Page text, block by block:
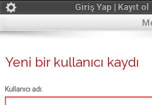
Giriş Yap | Kayıt ol
Yeni bir kullanıcı kaydı
Kullanıcı adı: